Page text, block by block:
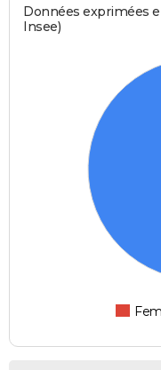
Données exprimées
Insee)